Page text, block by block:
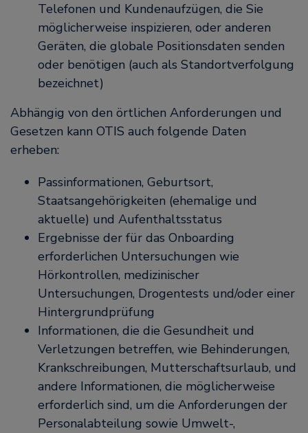
Telefonen und Kundenaufzügen, die Sie
möglicherweise inspizieren, oder anderen
Geräten, die globale Positionsdaten senden
oder benötigen (auch als Standortverfolgung
bezeichnet)
Abhängig von den örtlichen Anforderungen und
Gesetzen kann OTIS auch folgende Daten
erheben:
Passinformationen, Geburtsort,
Staatsangehörigkeiten (ehemalige und
aktuelle) und Aufenthaltsstatus
Ergebnisse der für das Onboarding
erforderlichen Untersuchungen wie
Hörkontrollen, medizinischer
Untersuchungen, Drogentests und/oder einer
Hintergrundprüfung
Informationen, die die Gesundheit und
Verletzungen betreffen, wie Behinderungen,
Krankschreibungen, Mutterschaftsurlaub, und
andere Informationen, die möglicherweise
erforderlich sind, um die Anforderungen der
Personalabteilung sowie Umwelt-,